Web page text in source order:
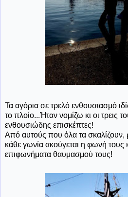
Τα αγόρια σε τρελό ενθουσιασμό
το πλοίο...Ήταν νομίζω κι οι τρεις
ενθουσιώδης επισκέπτες!
Από αυτούς που όλα τα σκαλίζουν,
κάθε γωνία ακούγεται η φωνή τους
επιφωνήματα θαυμασμού τους!